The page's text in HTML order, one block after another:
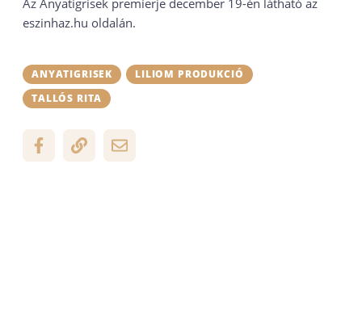
Az Anyatigrisek premierje december 19-én látható az
eszinhaz.hu oldalán.
ANYATIGRISEK
LILIOM PRODUKCIÓ
TALLÓS RITA